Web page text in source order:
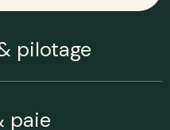
pilotage
paie